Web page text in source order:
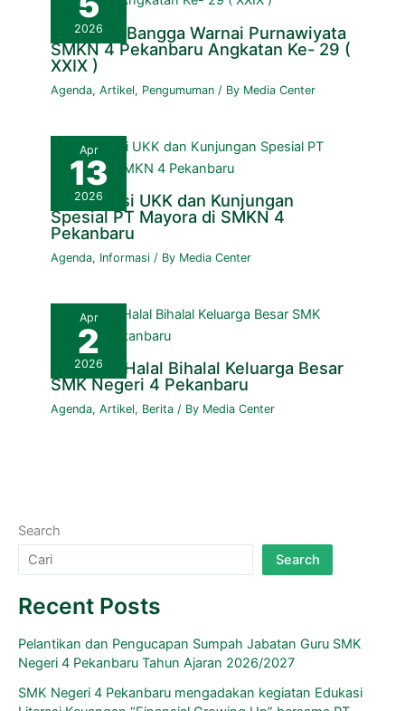
2026
Haru dan Bangga Warnai Purnawiyata
SMKN 4 Pekanbaru Angkatan Ke- 29 (
XXIX )
Agenda,Artikel, Pengumuman / By Media Center
Apr
13
2026
Sosialisasi UKK dan Kunjungan
Spesial PT Mayora di SMKN 4
Pekanbaru
Agenda, Informasi / By Media Center
Apr
2
2026
Kegiatan Halal Bihalal Keluarga Besar
SMK Negeri 4 Pekanbaru
Agenda,Artikel, Berita / By Media Center
Search
Search
Recent Posts
Pelantikan dan Pengucapan Sumpah Jabatan Guru SMK
Negeri 4 Pekanbaru Tahun Ajaran 2026/2027
SMK Negeri 4 Pekanbaru mengadakan kegiatan Edukasi